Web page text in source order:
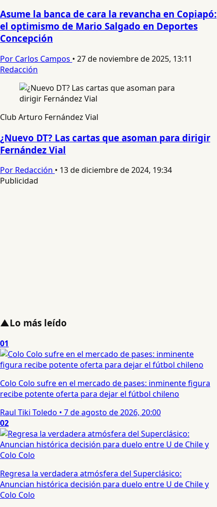
Asume la banca de cara la revancha en Copiapó:
el optimismo de Mario Salgado en Deportes
Concepción
Por Carlos Campos • 27 de noviembre de 2025, 13:11
Redacción
Club Arturo Fernández Vial
¿Nuevo DT? Las cartas que asoman para dirigir
Fernández Vial
Por Redacción • 13 de diciembre de 2024, 19:34
Publicidad
▲Lo más leído
01
Colo Colo sufre en el mercado de pases: inminente figura
recibe potente oferta para dejar el fútbol chileno
Raul Tiki Toledo • 7 de agosto de 2026, 20:00
02
Regresa la verdadera atmósfera del Superclásico:
Anuncian histórica decisión para duelo entre U de Chile y
Colo Colo